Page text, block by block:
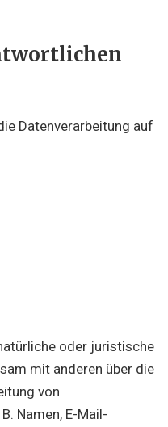
Datenverarbeitung auf
oder juristische
mit anderen über die
von
Namen, E-Mail-